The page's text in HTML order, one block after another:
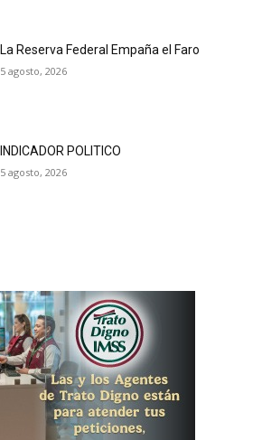
La Reserva Federal Empaña el Faro
5 agosto, 2026
INDICADOR POLITICO
5 agosto, 2026